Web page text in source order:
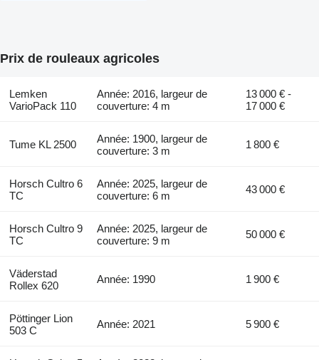
Prix de rouleaux agricoles
Lemken
VarioPack 110
Année: 2016, largeur de
couverture: 4 m
13 000 € -
17 000 €
Tume KL 2500
Année: 1900, largeur de
couverture: 3 m
1 800 €
Horsch Cultro 6
TC
Année: 2025, largeur de
couverture: 6 m
43 000 €
Horsch Cultro 9
TC
Année: 2025, largeur de
couverture: 9 m
50 000 €
Väderstad
Rollex 620
Année: 1990 1 900 €
Pöttinger Lion
503 C
Année: 2021 5 900 €